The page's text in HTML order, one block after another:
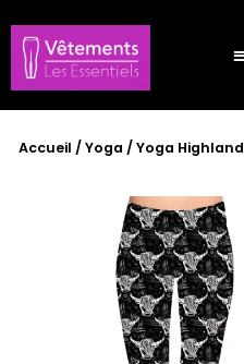
contenu
Accueil /Yoga / Yoga Highland